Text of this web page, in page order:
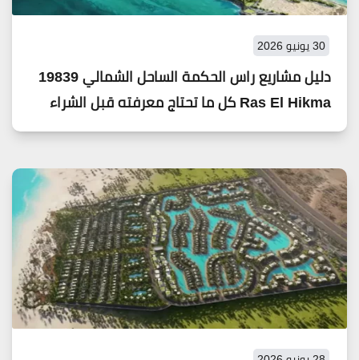
30 يونيو 2026
دليل مشاريع راس الحكمة الساحل الشمالي 19839
Ras El Hikma كل ما تحتاج معرفته قبل الشراء